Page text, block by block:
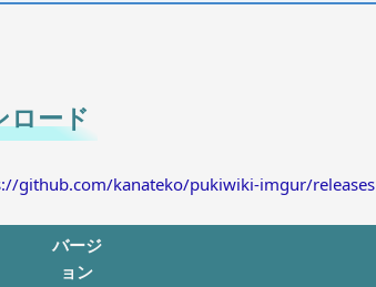
ロード
github.com/kanateko/pukiwiki-imgur/releases
バージ
ョン